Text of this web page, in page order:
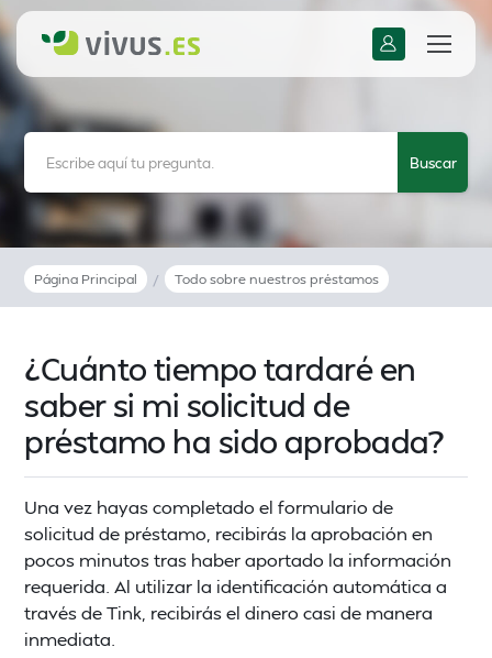
Página Principal / Todo sobre nuestros préstamos
¿Cuánto tiempo tardaré en
saber si mi solicitud de
préstamo ha sido aprobada?
Una vez hayas completado el formulario de
solicitud de préstamo, recibirás la aprobación en
pocos minutos tras haber aportado la información
requerida. Al utilizar la identificación automática a
través de Tink, recibirás el dinero casi de manera
inmediata.